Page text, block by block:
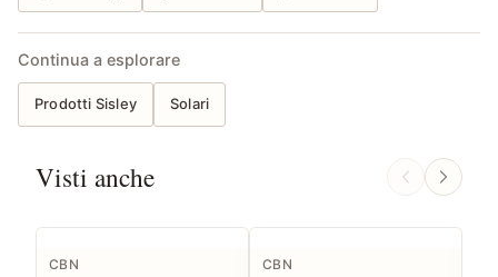
Continua a esplorare
Prodotti Sisley Solari
Visti anche
CBN CBN